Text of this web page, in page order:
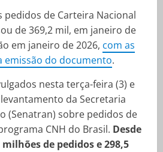
pedidos de Carteira Nacional
de 369,2 mil, em janeiro de
em janeiro de 2026, com as
emissão do documento.
nesta terça-feira (3) e
da Secretaria
(Senatran) sobre pedidos de
CNH do Brasil. Desde
de pedidos e 298,5